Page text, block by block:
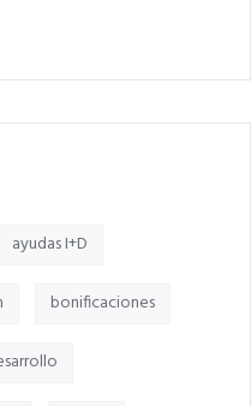
ayudas I+D
bonificaciones